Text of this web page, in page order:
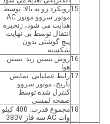
15 رویکرد رو به بالا: توسط
موتور سروو موتور AC
هدایت می شود، زنجیره
انتقال توسط بی نهایت
پیچ گوشتی بدون
شکسته
16 روش بستن رید: بستن
هوا
17 رابط عملیاتی: نمایش
تاریخ، موتور سروو
کنترل شده توسط
صفحه لمسی
18
مجموع قدرت: 400 کیلو
وات AC سه فاز 380V